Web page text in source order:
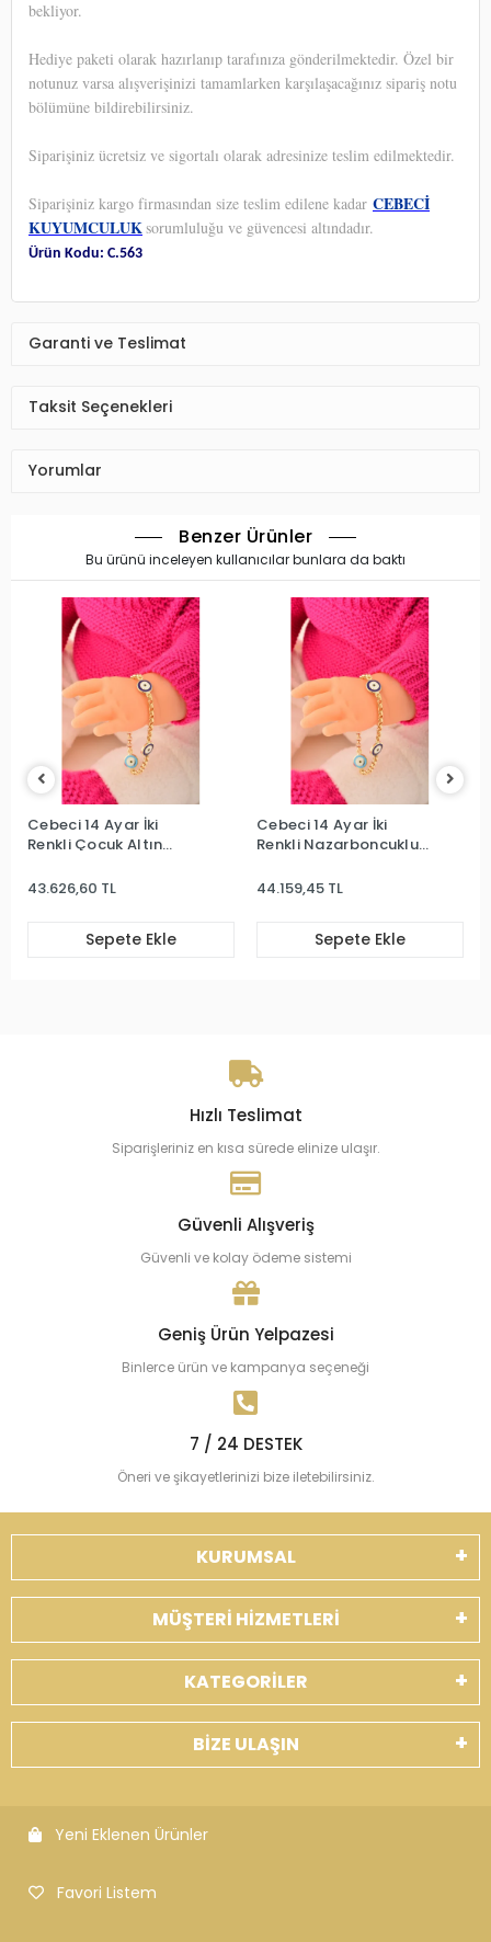
bekliyor.
Hediye paketi olarak hazırlanıp tarafınıza gönderilmektedir. Özel bir
notunuz varsa alışverişinizi tamamlarken karşılaşacağınız sipariş notu
bölümüne bildirebilirsiniz.
Siparişiniz ücretsiz ve sigortalı olarak adresinize teslim edilmektedir.
Siparişiniz kargo firmasından size teslim edilene kadar CEBECİ
KUYUMCULUKsorumluluğu ve güvencesi altındadır.
Ürün Kodu: C.563
Garanti ve Teslimat
Taksit Seçenekleri
Yorumlar
Benzer Ürünler
Bu ürünü inceleyen kullanıcılar bunlara da baktı
Cebeci 14 Ayar İki
Renkli Çocuk Altın
43.626,60 TL
Sepete Ekle
Cebeci 14 Ayar İki
Renkli Nazarboncuklu
44.159,45 TL
Sepete Ekle
Hızlı Teslimat
Siparişleriniz en kısa sürede elinize ulaşır.
Güvenli Alışveriş
Güvenli ve kolay ödeme sistemi
Geniş Ürün Yelpazesi
Binlerce ürün ve kampanya seçeneği
7 / 24 DESTEK
Öneri ve şikayetlerinizi bize iletebilirsiniz.
KURUMSAL
MÜŞTERİ HİZMETLERİ
KATEGORİLER
BİZE ULAŞIN
Yeni Eklenen Ürünler
Favori Listem